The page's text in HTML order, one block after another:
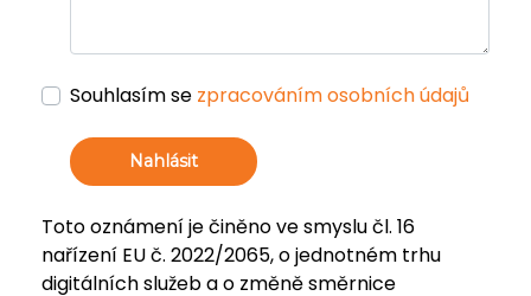
Souhlasím se zpracováním osobních údajů
Nahlásit
Toto oznámení je činěno ve smyslu čl. 16
nařízení EU č. 2022/2065, o jednotném trhu
digitálních služeb a o změně směrnice